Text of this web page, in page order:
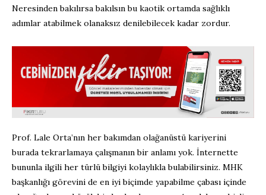
Neresinden bakılırsa bakılsın bu kaotik ortamda sağlıklı
adımlar atabilmek olanaksız denilebilecek kadar zordur.
Prof. Lale Orta’nın her bakımdan olağanüstü kariyerini
burada tekrarlamaya çalışmanın bir anlamı yok. İnternette
bununla ilgili her türlü bilgiyi kolaylıkla bulabilirsiniz. MHK
başkanlığı görevini de en iyi biçimde yapabilme çabası içinde